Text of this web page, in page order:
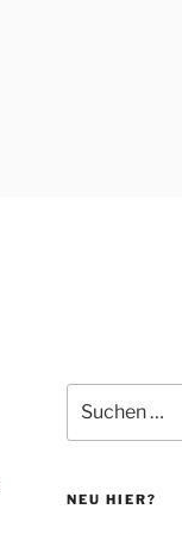
nach:
NEU HIER?